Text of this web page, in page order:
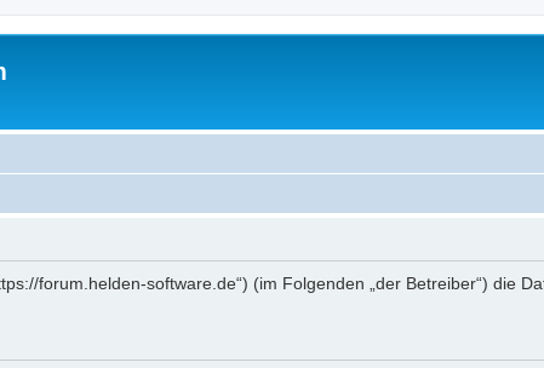
forum.helden-software.de“) (im Folgenden „der Betreiber“) die